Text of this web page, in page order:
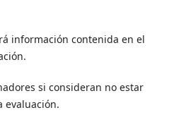
información contenida en el
si consideran no estar
evaluación.